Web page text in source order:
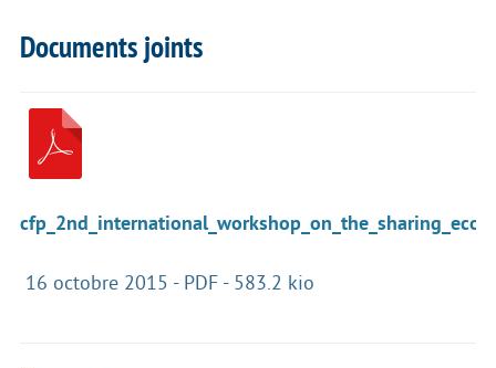
Documents joints
16 octobre 2015 - PDF - 583.2 kio